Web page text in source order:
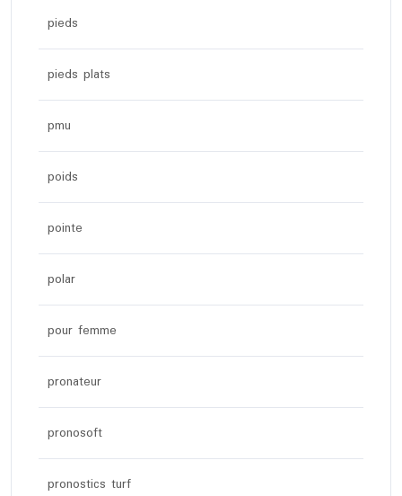
pieds
pieds plats
pmu
poids
pointe
polar
pour femme
pronateur
pronosoft
pronostics turf